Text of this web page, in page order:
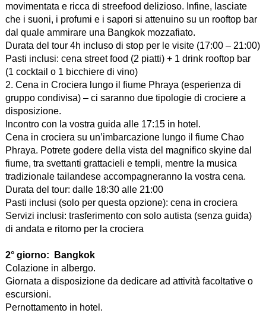
movimentata e ricca di streefood delizioso. Infine, lasciate
che i suoni, i profumi e i sapori si attenuino su un rooftop bar
dal quale ammirare una Bangkok mozzafiato.
Durata del tour 4h incluso di stop per le visite (17:00 – 21:00)
Pasti inclusi: cena street food (2 piatti) + 1 drink rooftop bar
(1 cocktail o 1 bicchiere di vino)
2. Cena in Crociera lungo il fiume Phraya (esperienza di
gruppo condivisa) – ci saranno due tipologie di crociere a
disposizione.
Incontro con la vostra guida alle 17:15 in hotel.
Cena in crociera su un’imbarcazione lungo il fiume Chao
Phraya. Potrete godere della vista del magnifico skyine dal
fiume, tra svettanti grattacieli e templi, mentre la musica
tradizionale tailandese accompagneranno la vostra cena.
Durata del tour: dalle 18:30 alle 21:00
Pasti inclusi (solo per questa opzione): cena in crociera
Servizi inclusi: trasferimento con solo autista (senza guida)
di andata e ritorno per la crociera
2° giorno:
Bangkok
Colazione in albergo.
Giornata a disposizione da dedicare ad attività facoltative o
escursioni.
Pernottamento in hotel.